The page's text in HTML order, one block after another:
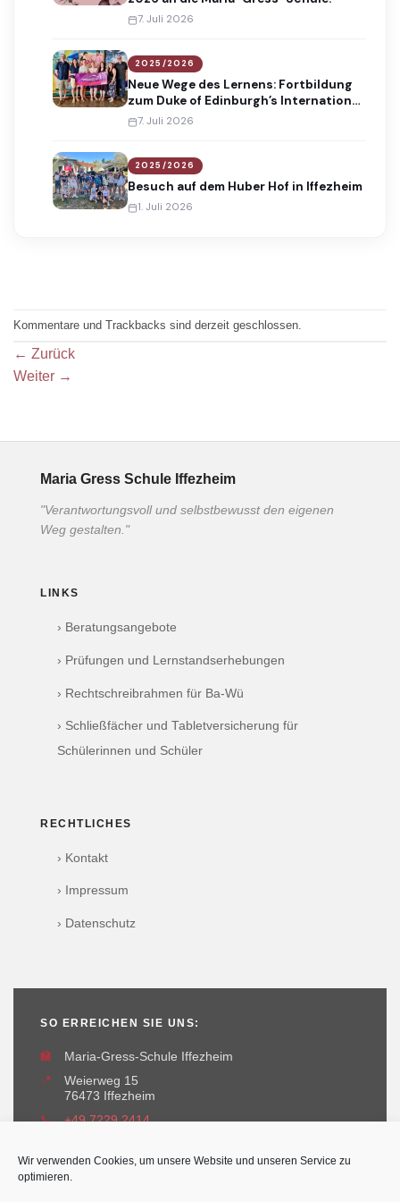
Wir verwenden Cookies, um unsere Website und unseren Service zu
optimieren.
7. Juli 2026
2025/2026
Neue Wege des Lernens: Fortbildung
zum Duke of Edinburgh’s International
Award
7. Juli 2026
2025/2026
Besuch auf dem Huber Hof in Iffezheim
1. Juli 2026
Kommentare und Trackbacks sind derzeit geschlossen.
← Zurück
Weiter →
Maria Gress Schule Iffezheim
"Verantwortungsvoll und selbstbewusst den eigenen
Weg gestalten."
LINKS
› Beratungsangebote
› Prüfungen und Lernstandserhebungen
› Rechtschreibrahmen für Ba-Wü
› Schließfächer und Tabletversicherung für
Schülerinnen und Schüler
RECHTLICHES
› Kontakt
› Impressum
› Datenschutz
SO ERREICHEN SIE UNS:
🏫
Maria-Gress-Schule Iffezheim
📍
Weierweg 15
76473 Iffezheim
📞
+49 7229 2414